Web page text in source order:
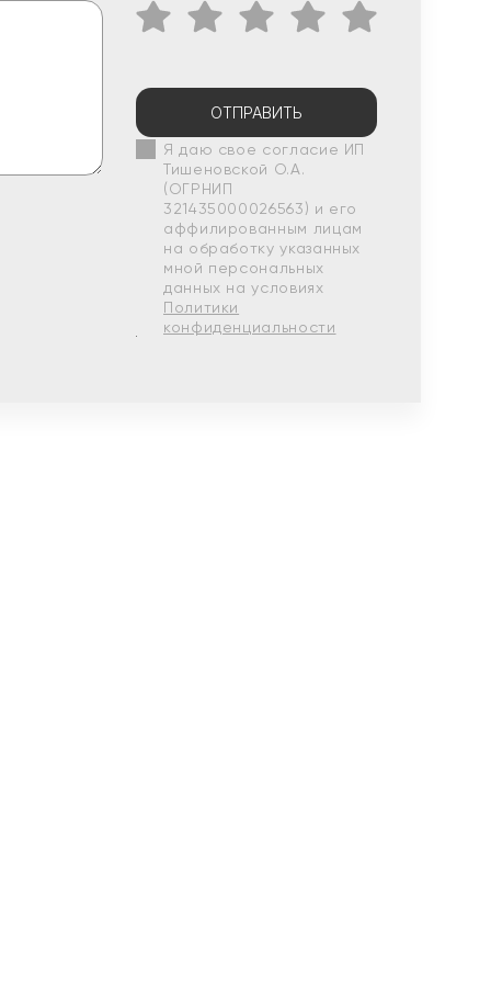
ОТПРАВИТЬ
Я даю свое согласие ИП
Тишеновской О.А.
(ОГРНИП
321435000026563) и его
аффилированным лицам
на обработку указанных
мной персональных
данных на условиях
Политики
конфиденциальности